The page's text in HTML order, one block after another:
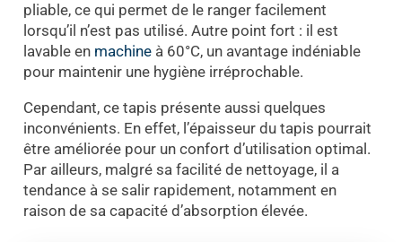
pliable, ce qui permet de le ranger facilement
lorsqu’il n’est pas utilisé. Autre point fort : il est
lavable en machineà 60°C, un avantage indéniable
pour maintenir une hygiène irréprochable.
Cependant, ce tapis présente aussi quelques
inconvénients. En effet, l’épaisseur du tapis pourrait
être améliorée pour un confort d’utilisation optimal.
Par ailleurs, malgré sa facilité de nettoyage, il a
tendance à se salir rapidement, notamment en
raison de sa capacité d’absorption élevée.